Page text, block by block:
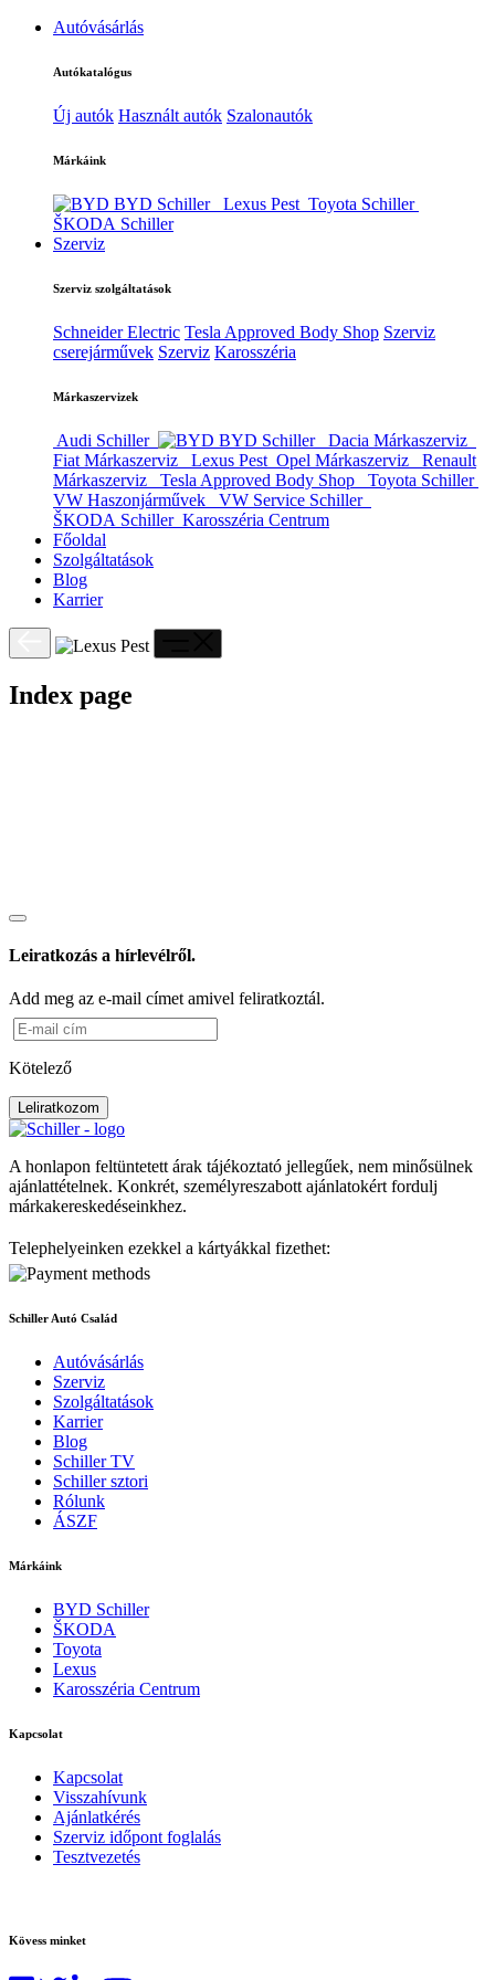
Autóvásárlás
Autókatalógus
Új autók Használt autók Szalonautók
Márkáink
BYD Schiller Lexus Pest Toyota Schiller
ŠKODA Schiller
Szerviz
Szerviz szolgáltatások
Schneider Electric Tesla Approved Body Shop Szerviz
cserejárművek Szerviz Karosszéria
Márkaszervizek
Audi Schiller BYD Schiller
Dacia Márkaszerviz
Fiat Márkaszerviz
Lexus Pest Opel Márkaszerviz
Renault
Márkaszerviz
Tesla Approved Body Shop
Toyota Schiller
VW Haszonjárművek
VW Service Schiller
ŠKODA Schiller Karosszéria Centrum
Főoldal
Szolgáltatások
Blog
Karrier
Index page
Leiratkozás a hírlevélről.
Add meg az e-mail címet amivel feliratkoztál.
Kötelező
Leliratkozom
A honlapon feltüntetett árak tájékoztató jellegűek, nem minősülnek
ajánlattételnek. Konkrét, személyreszabott ajánlatokért fordulj
márkakereskedéseinkhez.
Telephelyeinken ezekkel a kártyákkal fizethet:
Schiller Autó Család
Autóvásárlás
Szerviz
Szolgáltatások
Karrier
Blog
Schiller TV
Schiller sztori
Rólunk
ÁSZF
Márkáink
BYD Schiller
ŠKODA
Toyota
Lexus
Karosszéria Centrum
Kapcsolat
Kapcsolat
Visszahívunk
Ajánlatkérés
Szerviz időpont foglalás
Tesztvezetés
Kövess minket